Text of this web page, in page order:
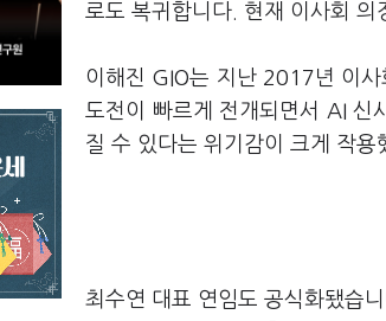
로도 복귀합니다. 현재 이사회 의
이해진 GIO는 지난 2017년 이
도전이 빠르게 전개되면서 AI 신
질 수 있다는 위기감이 크게 작용
최수연 대표 연임도 공식화됐습